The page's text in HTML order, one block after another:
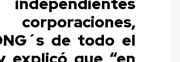
de todo el